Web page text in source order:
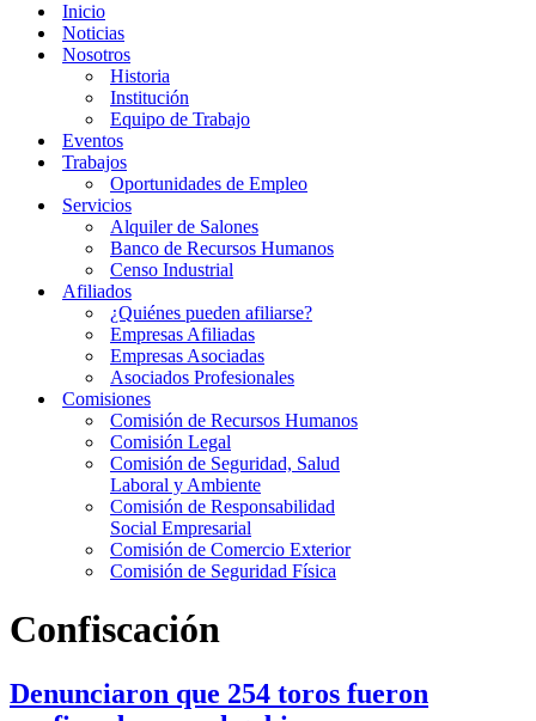
Inicio
Noticias
Nosotros
Historia
Institución
Equipo de Trabajo
Eventos
Trabajos
Oportunidades de Empleo
Servicios
Alquiler de Salones
Banco de Recursos Humanos
Censo Industrial
Afiliados
¿Quiénes pueden afiliarse?
Empresas Afiliadas
Empresas Asociadas
Asociados Profesionales
Comisiones
Comisión de Recursos Humanos
Comisión Legal
Comisión de Seguridad, Salud
Laboral y Ambiente
Comisión de Responsabilidad
Social Empresarial
Comisión de Comercio Exterior
Comisión de Seguridad Física
Confiscación
Denunciaron que 254 toros fueron